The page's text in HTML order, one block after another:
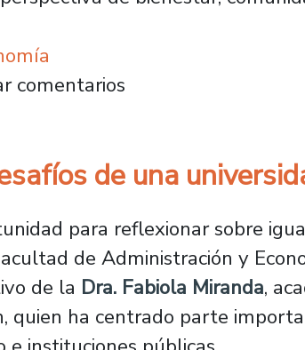
participación: Comunidad FAE
comentarios
de una
para reflexionar sobre
de Administración y
de la Dra. Fabiola Miranda,
quien ha centrado parte